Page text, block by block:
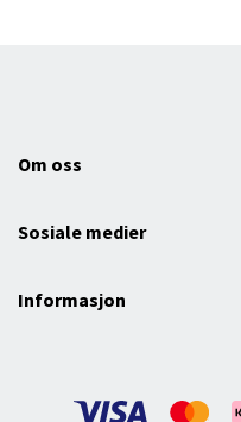
Om oss
Sosiale medier
Informasjon